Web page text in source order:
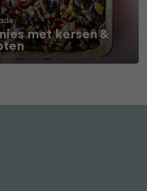
met kersen &